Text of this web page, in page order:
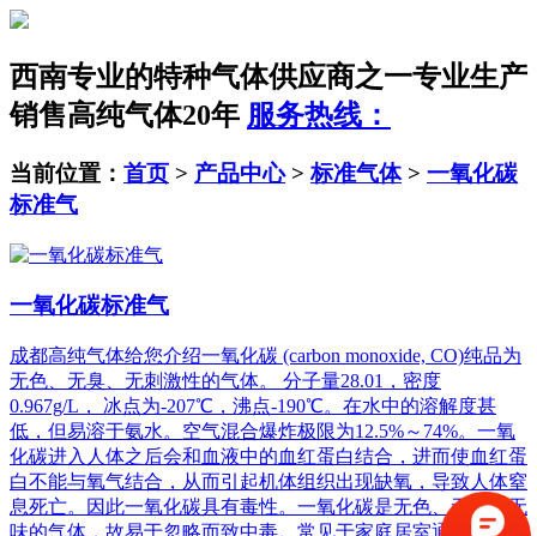
西南专业的特种气体供应商之一专业生产
销售高纯气体20年 服务热线：
当前位置： 首页 > 产品中心>标准气体> 一氧化碳
标准气
一氧化碳标准气
成都高纯气体给您介绍一氧化碳 (carbon monoxide, CO)纯品为
无色、无臭、无刺激性的气体。 分子量28.01，密度
0.967g/L， 冰点为-207℃，沸点-190℃。在水中的溶解度甚
低，但易溶于氨水。空气混合爆炸极限为12.5%～74%。一氧
化碳进入人体之后会和血液中的血红蛋白结合，进而使血红蛋
白不能与氧气结合，从而引起机体组织出现缺氧，导致人体窒
息死亡。因此一氧化碳具有毒性。一氧化碳是无色、无臭、无
味的气体，故易于忽略而致中毒。常见于家庭居室通风差的情